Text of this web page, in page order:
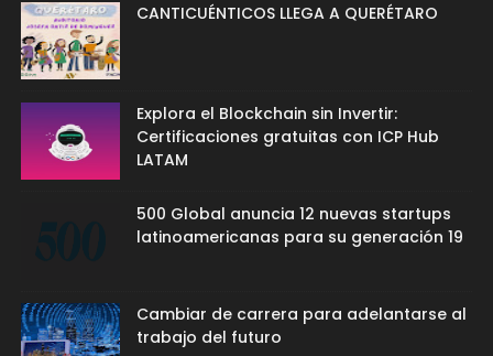
CANTICUÉNTICOS LLEGA A QUERÉTARO
Explora el Blockchain sin Invertir:
Certificaciones gratuitas con ICP Hub
LATAM
500 Global anuncia 12 nuevas startups
latinoamericanas para su generación 19
Cambiar de carrera para adelantarse al
trabajo del futuro